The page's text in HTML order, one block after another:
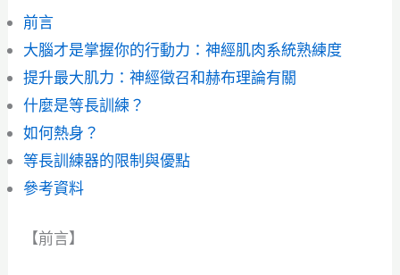
前言
大腦才是掌握你的行動力：神經肌肉系統熟練度
提升最大肌力：神經徵召和赫布理論有關
什麼是等長訓練？
如何熱身？
等長訓練器的限制與優點
參考資料
【前言】